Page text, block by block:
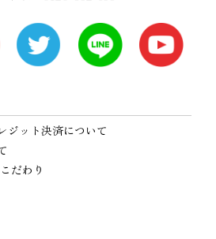
ジット決済について
だわり